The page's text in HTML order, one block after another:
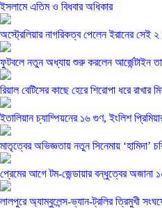
ইসলামে এতিম ও বিধবার অধিকার
অস্ট্রেলিয়ার নাগরিকত্ব পেলেন ইরানের সেই ২
ফুটবলে নতুন অধ্যায় শুরু করলেন আর্জেন্টাইন
রিয়াল বেটিসের কাছে হেরে শিরোপা ধরে
ইতালিয়ান চ্যাম্পিয়নের ১৬ গুণ, ইংলিশ
মাতৃত্বের অভিজ্ঞতায় নতুন সিনেমায় ‘হামিদা’
প্রেমের আগে টম-জেন্ডায়ার বন্ধুত্বের অজানা
লালপুরে অ্যাম্বুলেন্স-ভ্যান-ট্রলির ত্রিমুখী